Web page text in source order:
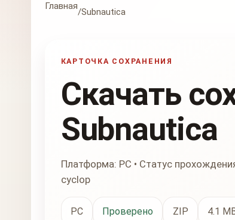
Главная
/Subnautica
КАРТОЧКА СОХРАНЕНИЯ
Скачать
Subnautica
Платформа: PC • Статус
cyclop
PC Проверено ZIP 4.1